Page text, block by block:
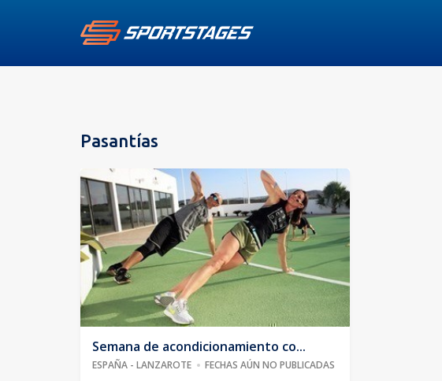
Pasantías
Semana de acondicionamiento co...
ESPAÑA - LANZAROTE FECHAS AÚN NO PUBLICADAS